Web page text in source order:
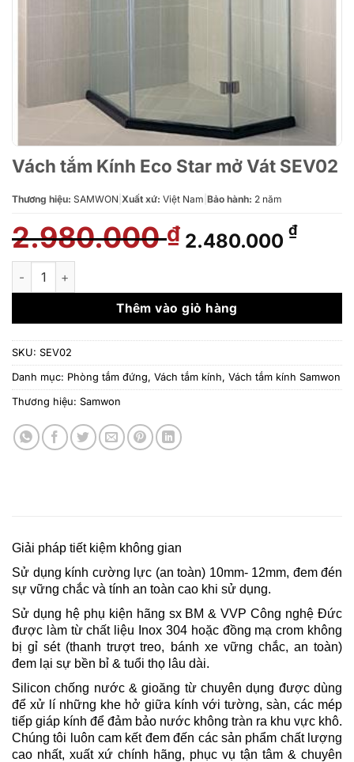
Vách tắm Kính Eco Star mở Vát SEV02
Thương hiệu: SAMWON Xuất xứ: Việt Nam Bảo hành: 2 năm
2.980.000₫ Giá
gốc
2.980.000 ₫.
2.480.000 ₫Giá
là:
Vách tắm Kính Eco Star mở Vát SEV02 số lượng
Thêm vào giỏ hàng
SKU: SEV02
Danh mục: Phòng tắm đứng, Vách tắm kính, Vách tắm kính Samwon
Thương hiệu: Samwon
Giải pháp tiết kiệm không gian
Sử dụng kính cường lực (an toàn) 10mm- 12mm, đem đén
sự vững chắc và tính an toàn cao khi sử dụng.
Sử dụng hệ phụ kiện hãng sx BM & VVP Công nghệ Đức
được làm từ chất liệu Inox 304 hoặc đồng mạ crom không
bị gỉ sét (thanh trượt treo, bánh xe vững chắc, an toàn)
đem lại sự bền bỉ & tuổi thọ lâu dài.
Silicon chống nước & gioăng từ chuyên dụng được dùng
để xử lí những khe hở giữa kính với tường, sàn, các mép
tiếp giáp kính để đảm bảo nước không tràn ra khu vực khô.
Chúng tôi luôn cam kết đem đến các sản phẩm chất lượng
cao nhất, xuất xứ chính hãng, phục vụ tận tâm & chuyên